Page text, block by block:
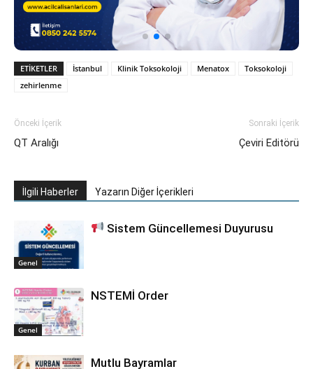
ETIKETLER İstanbul Klinik Toksokoloji Menatox
Toksokoloji
zehirlenme
Önceki İçerik
QT Aralığı
Sonraki İçerik
Çeviri Editörü
İlgili Haberler Yazarın Diğer İçerikleri
Genel
Sistem Güncellemesi Duyurusu
Genel
NSTEMİ Order
Mutlu Bayramlar